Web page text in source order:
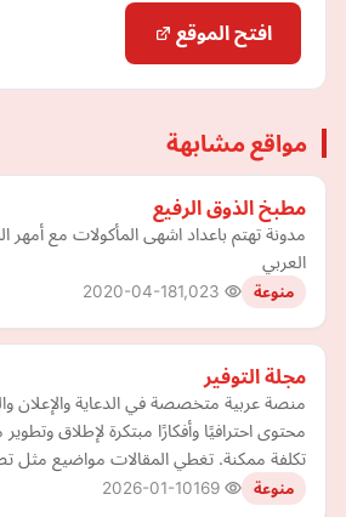
افتح الموقع
مواقع مشابهة
مطبخ الذوق الرفيع
مدونة تهتم باعداد اشهى المأكولات مع
العربي
منوعة 2020-04-18
مجلة التوفير
منصة عربية متخصصة في الدعاية والإعلان
محتوى احترافيًا وأفكارًا مبتكرة لإطلاق
تكلفة ممكنة. تغطي المقالات مواضيع مثل
منوعة 2026-01-10